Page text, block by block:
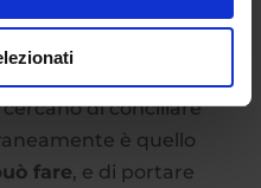
di conciliare
è quello
fare, e di portare